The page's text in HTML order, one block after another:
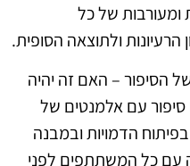
ומעורבות של כל
ולתוצאה הסופית.
הסיפור – האם זה יהיה
סיפור עם אלמנטים של
הדמויות ובמבנה
עם כל המשתתפים לפני